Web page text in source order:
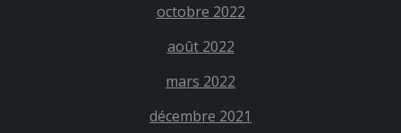
octobre 2022
août 2022
mars 2022
décembre 2021